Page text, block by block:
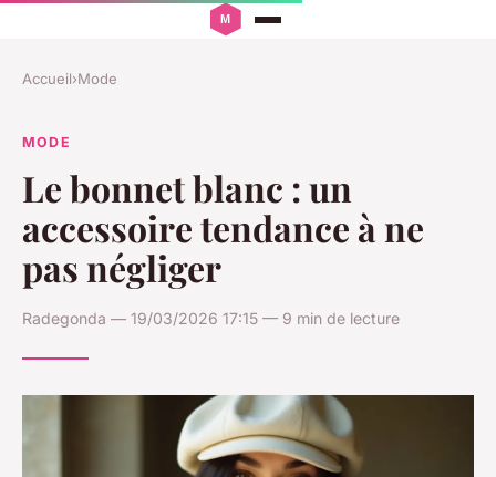
Accueil›Mode
MODE
Le bonnet blanc : un
accessoire tendance à ne
pas négliger
Radegonda — 19/03/2026 17:15 — 9 min de lecture